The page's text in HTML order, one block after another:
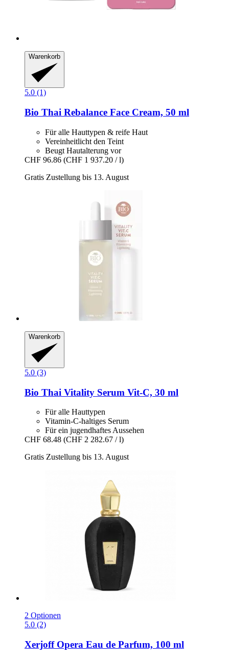
Warenkorb
5.0 (1)
Bio Thai Rebalance Face Cream, 50 ml
Für alle Hauttypen & reife Haut
Vereinheitlicht den Teint
Beugt Hautalterung vor
CHF 96.86 (CHF 1 937.20 / l)
Gratis Zustellung bis 13. August
Warenkorb
5.0 (3)
Bio Thai Vitality Serum Vit-​C, 30 ml
Für alle Hauttypen
Vitamin-C-haltiges Serum
Für ein jugendhaftes Aussehen
CHF 68.48 (CHF 2 282.67 / l)
Gratis Zustellung bis 13. August
2 Optionen
5.0 (2)
XerjoffOpera Eau de Parfum, 100 ml